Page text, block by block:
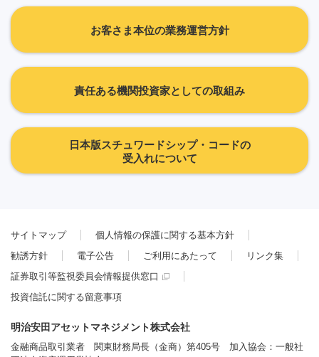
お客さま本位の業務運営方針
責任ある機関投資家としての取組み
日本版スチュワードシップ・コードの
受入れについて
サイトマップ
個人情報の保護に関する基本方針
勧誘方針
電子公告 ご利用にあたって
リンク集
証券取引等監視委員会情報提供窓口
投資信託に関する留意事項
明治安田アセットマネジメント株式会社
金融商品取引業者 関東財務局長（金商）第405号 加入協会：一般社